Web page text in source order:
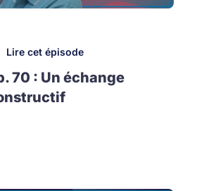
Lire cet épisode
70 : Un échange